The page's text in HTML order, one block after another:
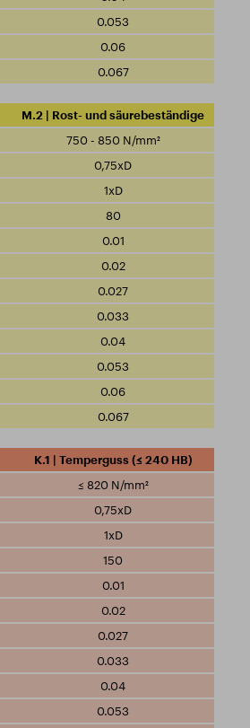
0.053
0.06
0.067
M.2 | Rost- und säurebeständige
750 - 850 N/mm²
0,75xD
1xD
80
0.01
0.02
0.027
0.033
0.04
0.053
0.06
0.067
K.1 | Temperguss (≤ 240 HB)
≤ 820 N/mm²
0,75xD
1xD
150
0.01
0.02
0.027
0.033
0.04
0.053